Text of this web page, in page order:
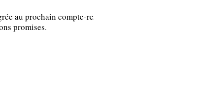
au prochain compte-rendu.
promises.